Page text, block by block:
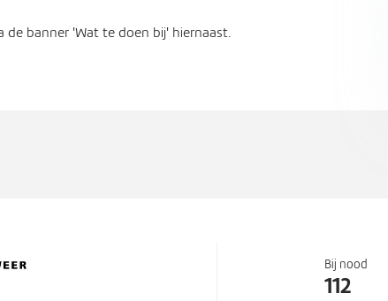
de banner 'Wat te doen bij' hiernaast.
Bij nood
112